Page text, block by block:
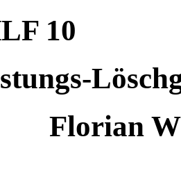
10
Florian